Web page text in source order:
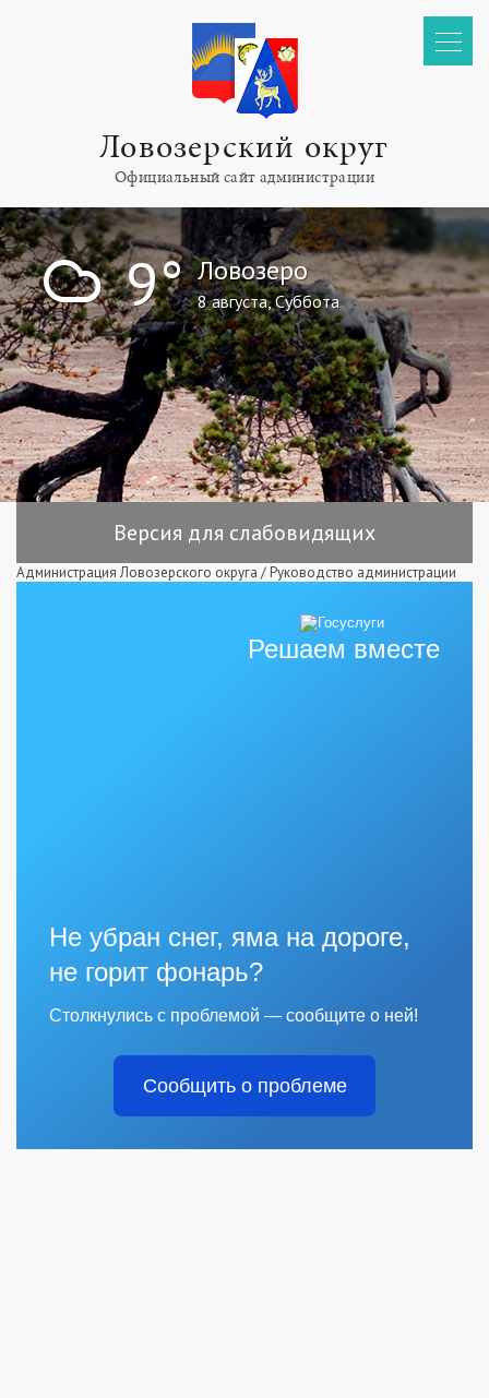
Ловозерский округ
Официальный сайт администрации
! 9° Ловозеро
8 августа, Суббота
Версия для слабовидящих
Администрация Ловозерского округа / Руководство администрации
Решаем вместе
Не убран снег, яма на дороге,
не горит фонарь?
Столкнулись с проблемой — сообщите о ней!
Сообщить о проблеме